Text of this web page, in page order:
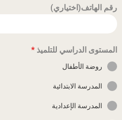
رقم الهاتف(اختياري)
المستوى الدراسي للتلميذ *
روضة الأطفال
المدرسة الابتدائية
المدرسة الإعدادية